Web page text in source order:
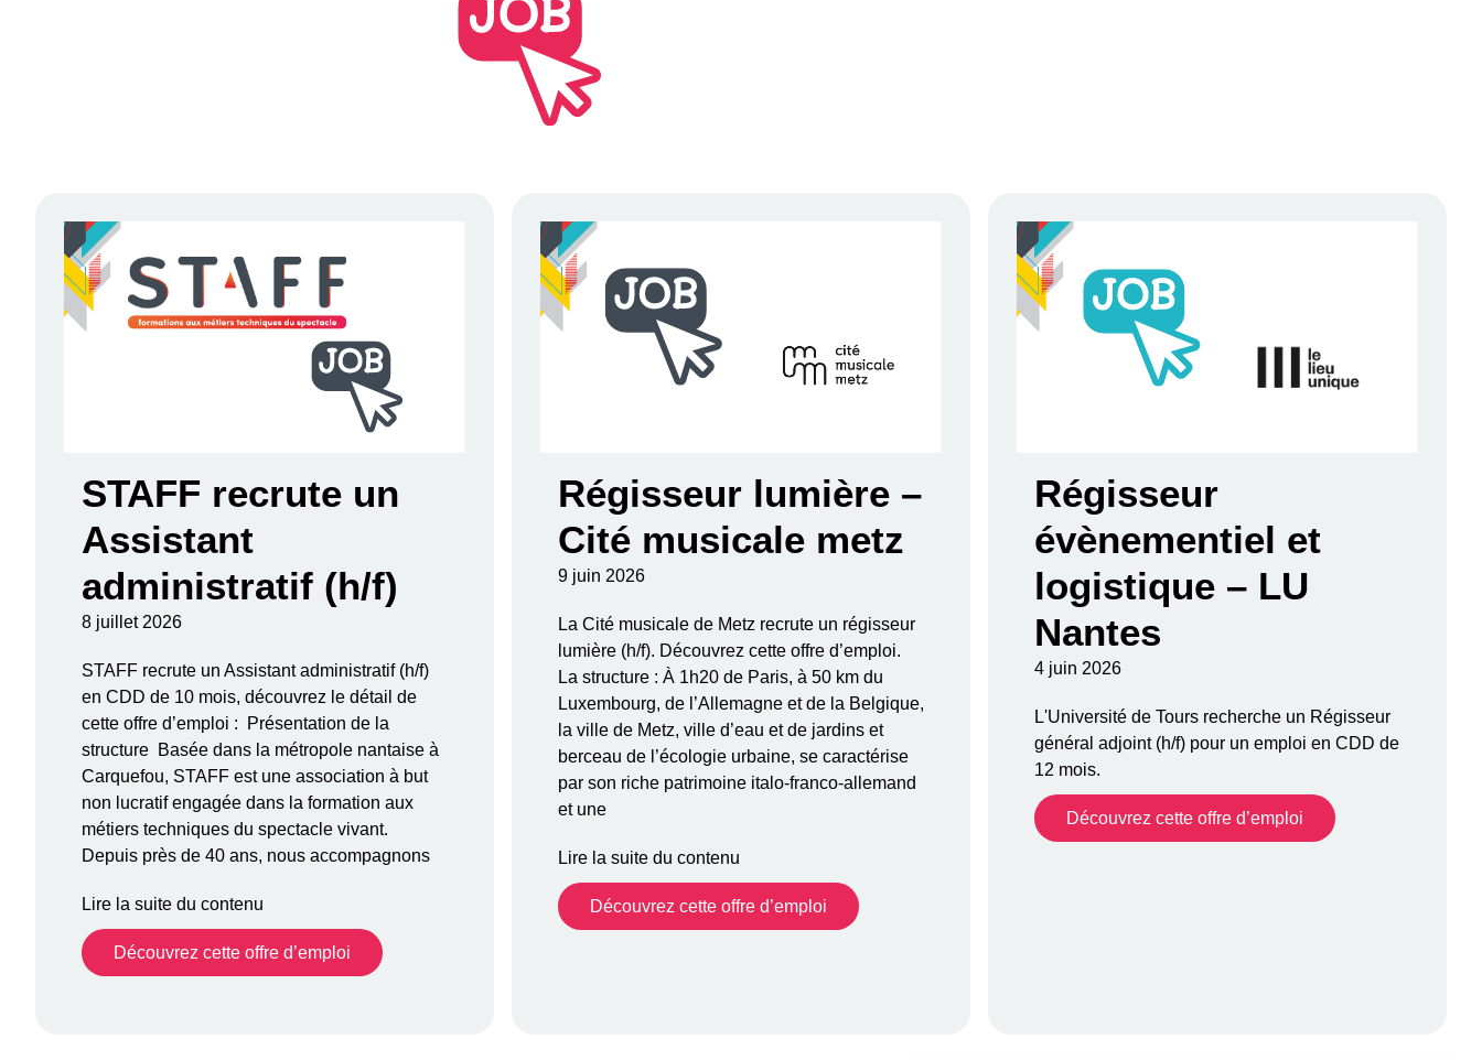
STAFF recrute un
Assistant
administratif (h/f)
8 juillet 2026
STAFF recrute un Assistant administratif (h/f)
en CDD de 10 mois, découvrez le détail de
cette offre d’emploi : Présentation de la
structure Basée dans la métropole nantaise à
Carquefou, STAFF est une association à but
non lucratif engagée dans la formation aux
métiers techniques du spectacle vivant.
Depuis près de 40 ans, nous accompagnons
Lire la suite du contenu
Découvrez cette offre d’emploi
Régisseur lumière –
Cité musicale metz
9 juin 2026
La Cité musicale de Metz recrute un régisseur
lumière (h/f). Découvrez cette offre d’emploi.
La structure : À 1h20 de Paris, à 50 km du
Luxembourg, de l’Allemagne et de la Belgique,
la ville de Metz, ville d’eau et de jardins et
berceau de l’écologie urbaine, se caractérise
par son riche patrimoine italo-franco-allemand
et une
Lire la suite du contenu
Découvrez cette offre d’emploi
Régisseur
évènementiel et
logistique – LU
Nantes
4 juin 2026
L'Université de Tours recherche un Régisseur
général adjoint (h/f) pour un emploi en CDD de
12 mois.
Découvrez cette offre d’emploi